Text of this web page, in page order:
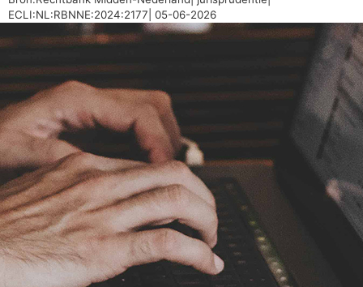
ECLI:NL:RBNNE:2024:2177| 05-06-2026